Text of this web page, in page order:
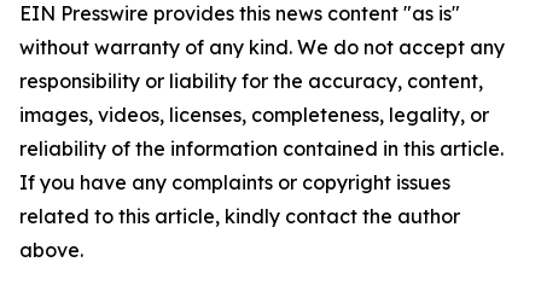
EIN Presswire provides this news content "as is"
without warranty of any kind. We do not accept any
responsibility or liability for the accuracy, content,
images, videos, licenses, completeness, legality, or
reliability of the information contained in this article.
If you have any complaints or copyright issues
related to this article, kindly contact the author
above.